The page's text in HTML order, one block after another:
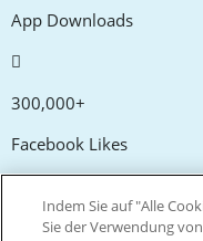
App Downloads
300,000+
Facebook Likes
20,000+
Indem Sie auf "Alle
Sie der Verwendung